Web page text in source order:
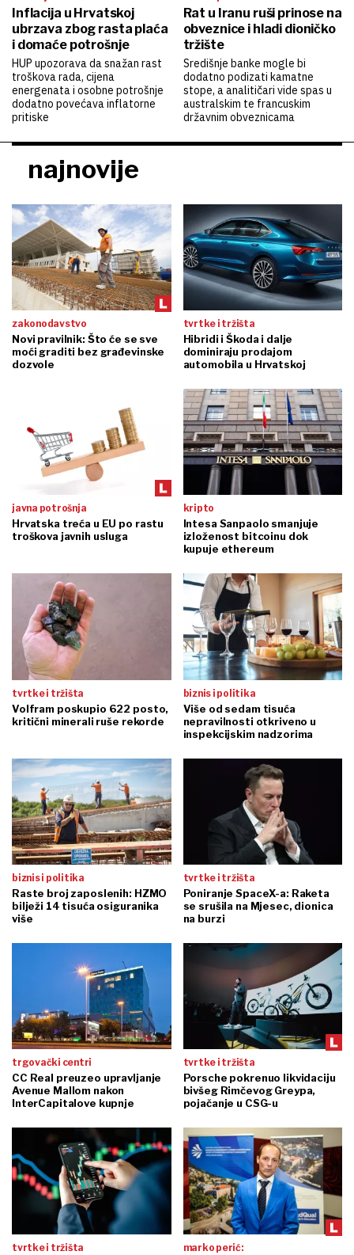
Inflacija u Hrvatskoj
ubrzava zbog rasta plaća
i domaće potrošnje
HUP upozorava da snažan rast
troškova rada, cijena
energenata i osobne potrošnje
dodatno povećava inflatorne
pritiske
Rat u Iranu ruši prinose na
obveznice i hladi dioničko
tržište
Središnje banke mogle bi
dodatno podizati kamatne
stope, a analitičari vide spas u
australskim te francuskim
državnim obveznicama
najnovije
zakonodavstvo
Novi pravilnik: Što će se sve
moći graditi bez građevinske
dozvole
tvrtke i tržišta
Hibridi i Škoda i dalje
dominiraju prodajom
automobila u Hrvatskoj
javna potrošnja
Hrvatska treća u EU po rastu
troškova javnih usluga
kripto
Intesa Sanpaolo smanjuje
izloženost bitcoinu dok
kupuje ethereum
tvrtke i tržišta
Volfram poskupio 622 posto,
kritični minerali ruše rekorde
biznis i politika
Više od sedam tisuća
nepravilnosti otkriveno u
inspekcijskim nadzorima
biznis i politika
Raste broj zaposlenih: HZMO
bilježi 14 tisuća osiguranika
više
tvrtke i tržišta
Poniranje SpaceX-a: Raketa
se srušila na Mjesec, dionica
na burzi
trgovački centri
CC Real preuzeo upravljanje
Avenue Mallom nakon
InterCapitalove kupnje
tvrtke i tržišta
Porsche pokrenuo likvidaciju
bivšeg Rimčevog Greypa,
pojačanje u CSG-u
tvrtke i tržišta marko perić: